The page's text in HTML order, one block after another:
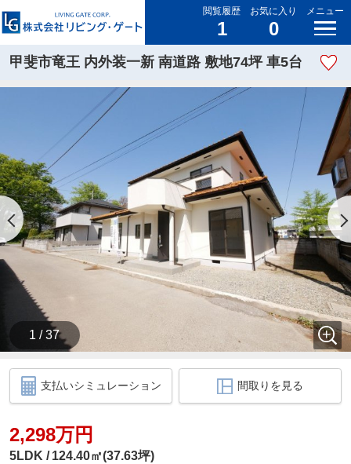
閲覧履歴
1
お気に入り
0
メニュー
甲斐市竜王 内外装一新 南道路 敷地74坪 車5台
1 / 37
支払いシミュレーション 間取りを見る
2,298万円
5LDK 124.40㎡(37.63坪)